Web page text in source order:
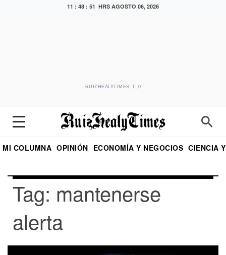
11 : 48 : 51 HRS AGOSTO 06, 2026
RUIZHEALYTIMES_T_0
MI COLUMNA OPINIÓN ECONOMÍA Y NEGOCIOS CIENCIA
Tag: mantenerse
alerta